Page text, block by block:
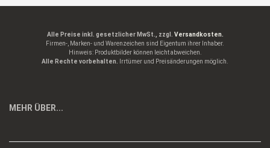
Alle Preise inkl. gesetzlicher MwSt., zzgl. Versandkosten.
Firmen-, Marken- und Warenzeichen sind Eigentum ihrer Inhaber.
Hinweis: Produktbilder können leicht abweichen.
Alle Rechte vorbehalten. Irrtümer und Preisänderungen möglich.
MEHR ÜBER...